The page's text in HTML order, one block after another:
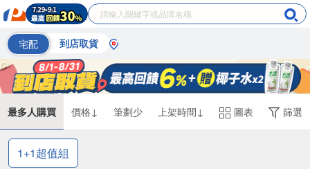
宅配 到店取貨
最多人購買 價格↓ 筆劃少 上架時間↓ 圖表 篩選
1+1超值組